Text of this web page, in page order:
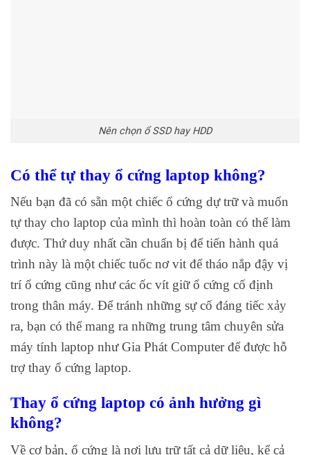
Nên chọn ổ SSD hay HDD
Có thể tự thay ổ cứng laptop không?
Nếu bạn đã có sẵn một chiếc ổ cứng dự trữ và muốn
tự thay cho laptop của mình thì hoàn toàn có thể làm
được. Thứ duy nhất cần chuẩn bị để tiến hành quá
trình này là một chiếc tuốc nơ vit để tháo nắp đậy vị
trí ổ cứng cũng như các ốc vít giữ ổ cứng cố định
trong thân máy. Để tránh những sự cố đáng tiếc xảy
ra, bạn có thể mang ra những trung tâm chuyên sửa
máy tính laptop như Gia Phát Computer để được hỗ
trợ thay ổ cứng laptop.
Thay ổ cứng laptop có ảnh hưởng gì
không?
Về cơ bản, ổ cứng là nơi lưu trữ tất cả dữ liệu, kể cả